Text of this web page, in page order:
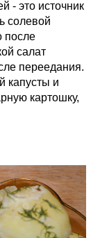
- это источник
солевой
после
салат
переедания.
капусты и
картошку,